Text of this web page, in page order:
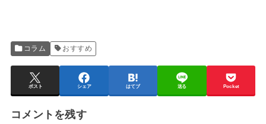
コラム おすすめ
ポスト シェア はてブ 送る Pocket
コメントを残す